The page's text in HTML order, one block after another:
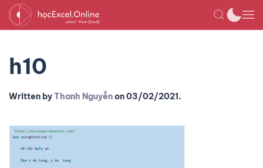
h10
Written byThanh Nguyễnon03/02/2021.